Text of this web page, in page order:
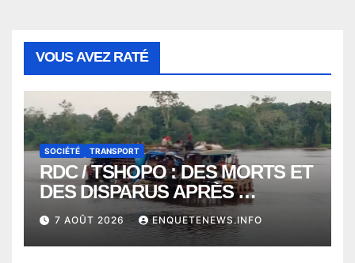
VOUS AVEZ RATÉ
SOCIÉTÉ TRANSPORT
RDC / TSHOPO : DES MORTS ET
DES DISPARUS APRÈS
NAUFRAGE D’UNE BALEINIERE
À QUELQUES KILOMÈTRES DE
KISANGANI
7 AOÛT 2026 ENQUETENEWS.INFO